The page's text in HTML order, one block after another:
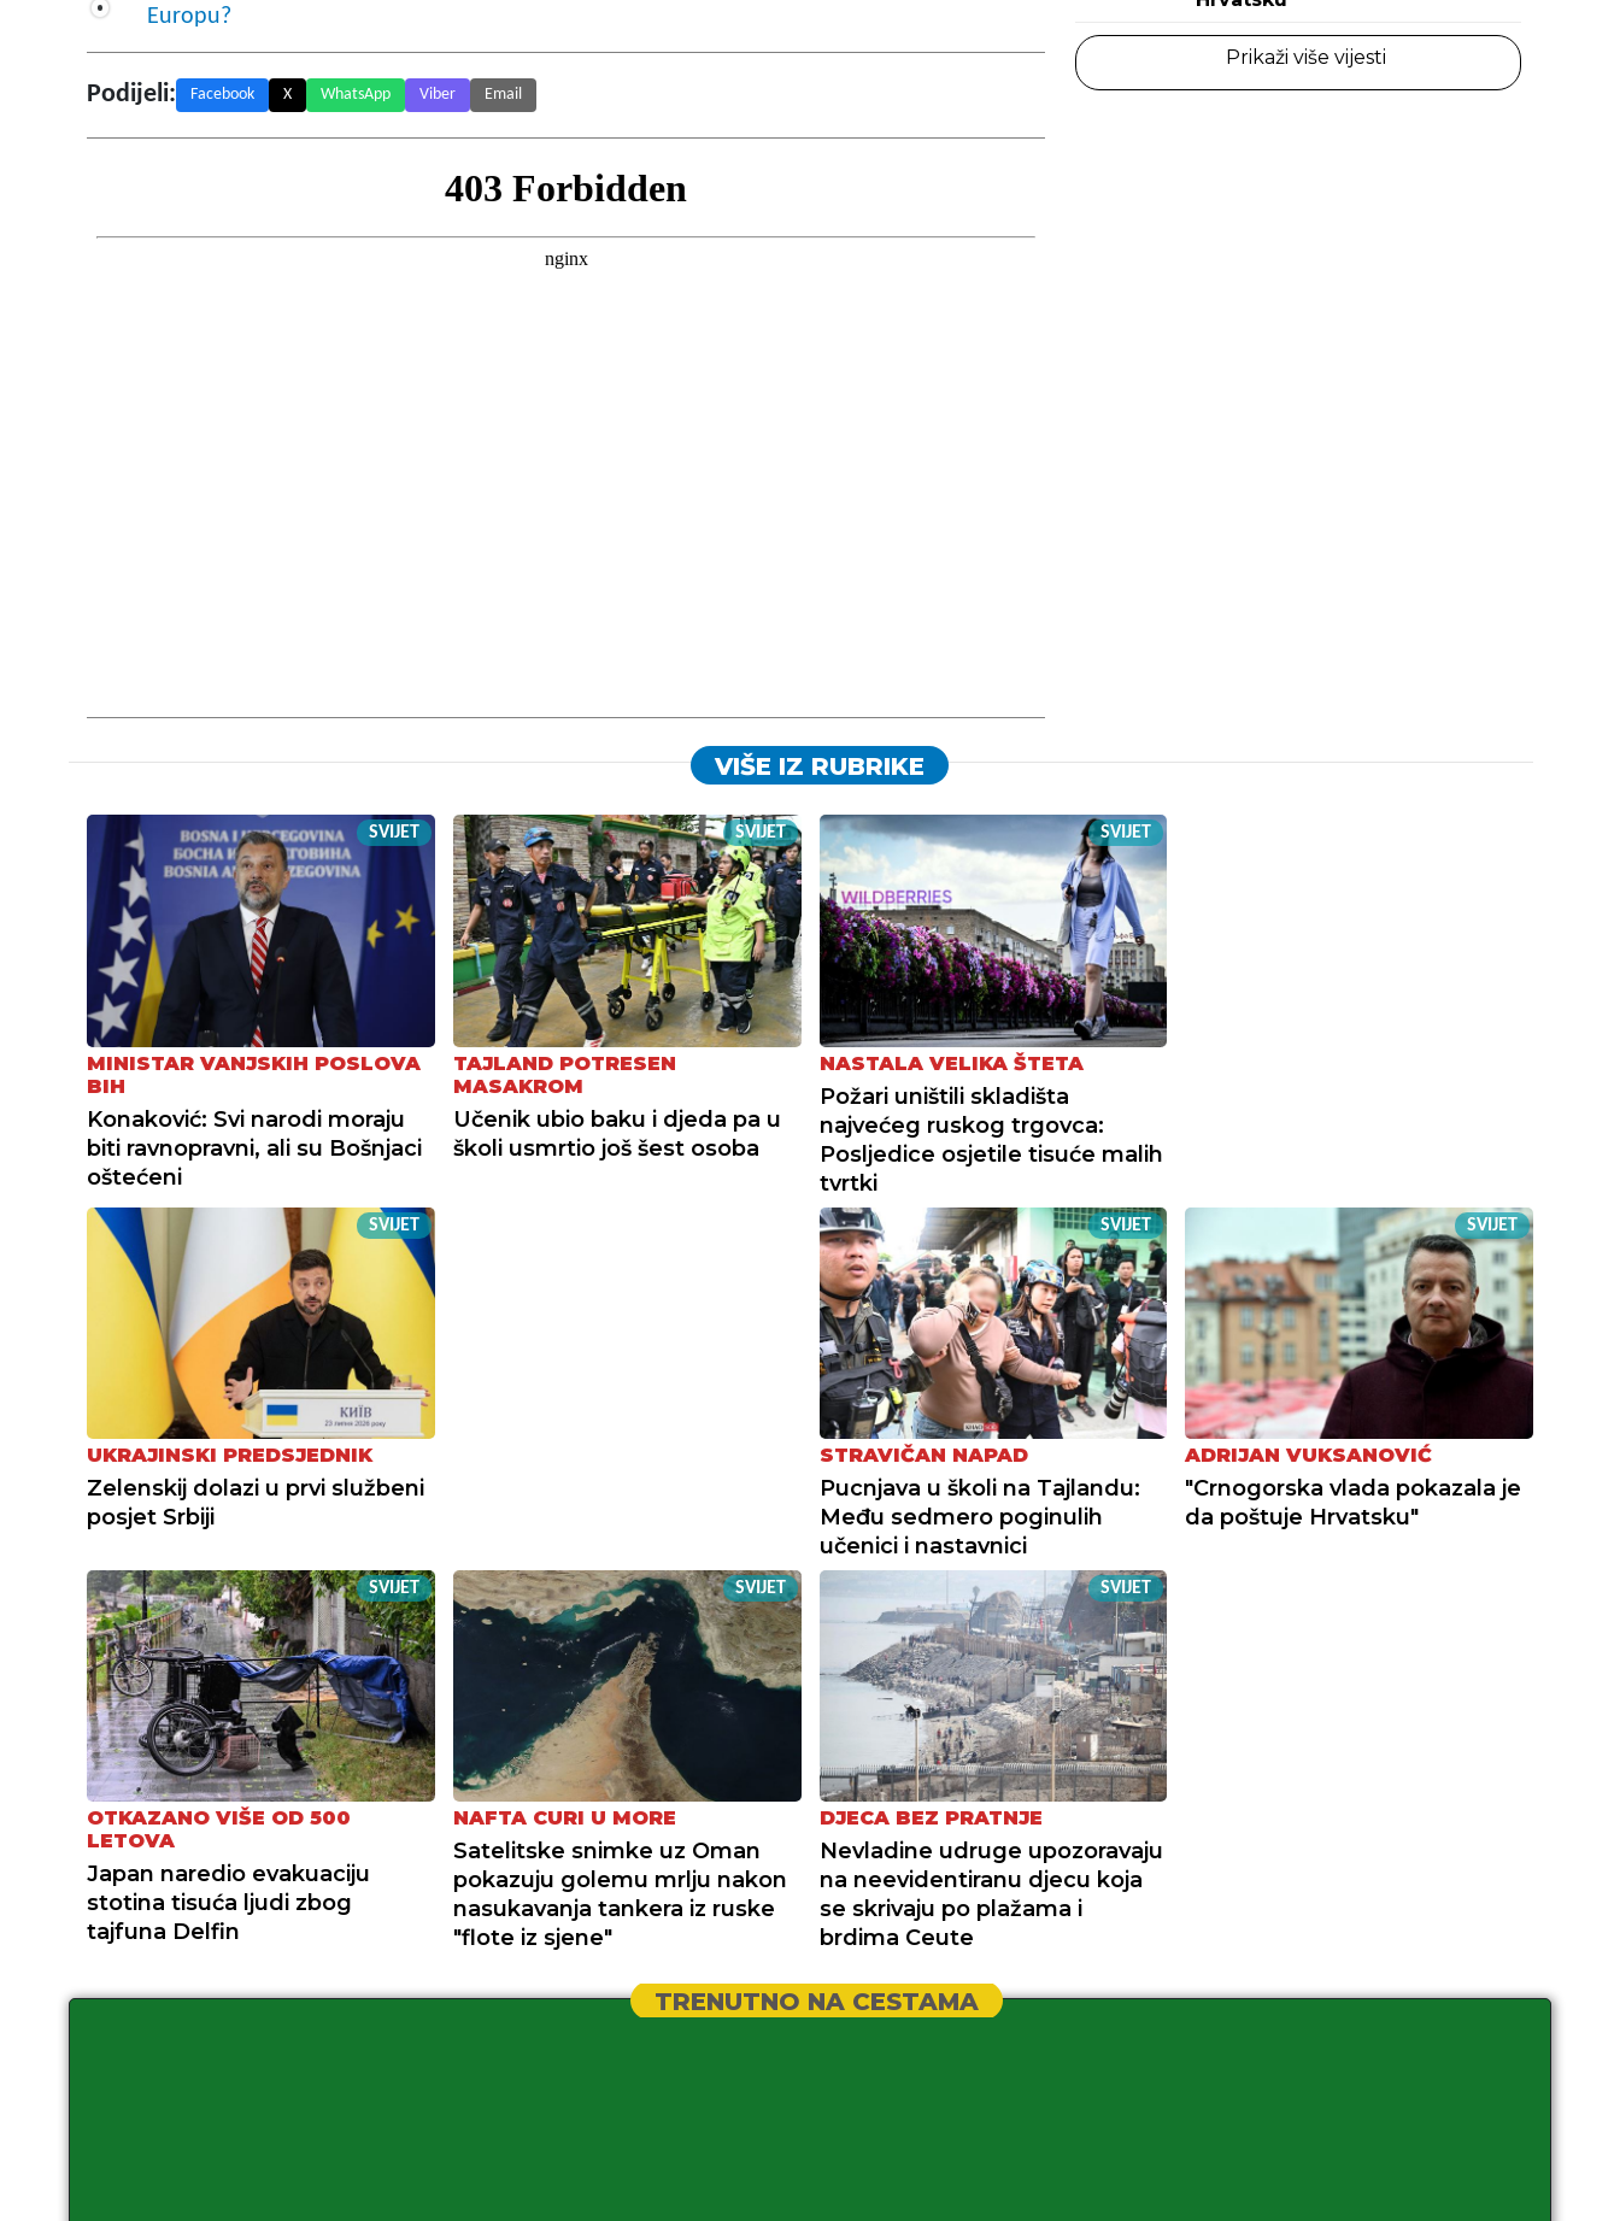
Europu?
Podijeli: Facebook X WhatsApp Viber Email
Prikaži više vijesti
VIŠE IZ RUBRIKE
SVIJET
MINISTAR VANJSKIH POSLOVA
BIH
Konaković: Svi narodi moraju
biti ravnopravni, ali su Bošnjaci
oštećeni
SVIJET
TAJLAND POTRESEN
MASAKROM
Učenik ubio baku i djeda pa u
školi usmrtio još šest osoba
SVIJET
NASTALA VELIKA ŠTETA
Požari uništili skladišta
najvećeg ruskog trgovca:
Posljedice osjetile tisuće malih
tvrtki
SVIJET
UKRAJINSKI PREDSJEDNIK
Zelenskij dolazi u prvi službeni
posjet Srbiji
SVIJET
STRAVIČAN NAPAD
Pucnjava u školi na Tajlandu:
Među sedmero poginulih
učenici i nastavnici
SVIJET
ADRIJAN VUKSANOVIĆ
"Crnogorska vlada pokazala je
da poštuje Hrvatsku"
SVIJET
OTKAZANO VIŠE OD 500
LETOVA
Japan naredio evakuaciju
stotina tisuća ljudi zbog
tajfuna Delfin
SVIJET
NAFTA CURI U MORE
Satelitske snimke uz Oman
pokazuju golemu mrlju nakon
nasukavanja tankera iz ruske
"flote iz sjene"
SVIJET
DJECA BEZ PRATNJE
Nevladine udruge upozoravaju
na neevidentiranu djecu koja
se skrivaju po plažama i
brdima Ceute
TRENUTNO NA CESTAMA